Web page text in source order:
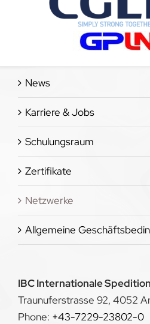
News
Karriere & Jobs
Schulungsraum
Zertifikate
Netzwerke
Allgemeine
IBC Internationale
Traunuferstrasse 92, 4052
Phone: +43-7229-23802-0